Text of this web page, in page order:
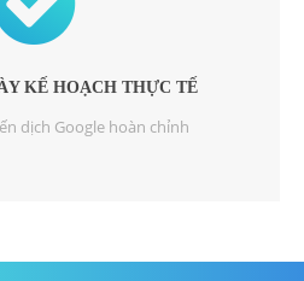
KẾ HOẠCH THỰC TẾ
dịch Google hoàn chỉnh